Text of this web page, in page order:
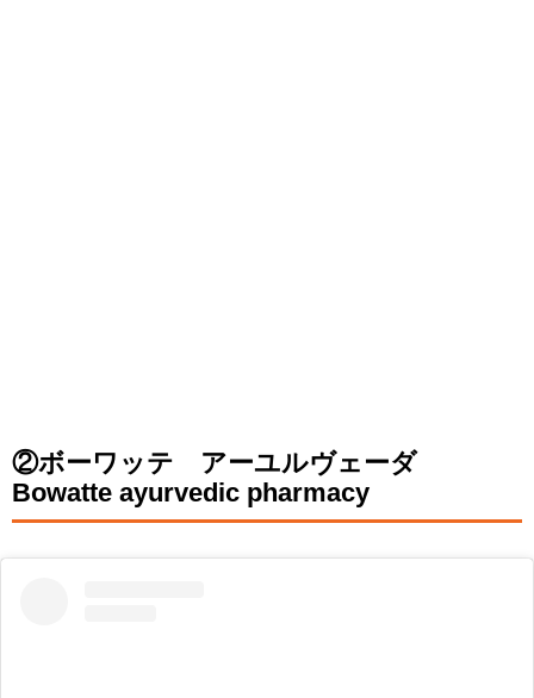
②ボーワッテ アーユルヴェーダ
Bowatte ayurvedic pharmacy